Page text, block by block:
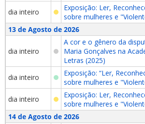
dia inteiro
Exposição: Ler,
sobre mulheres e
13 de Agosto de 2026
dia inteiro
A cor e o gênero da
Maria Gonçalves na
Letras (2025)
dia inteiro
Exposição: “Ler,
sobre mulheres e
dia inteiro
Exposição: Ler,
sobre mulheres e
14 de Agosto de 2026